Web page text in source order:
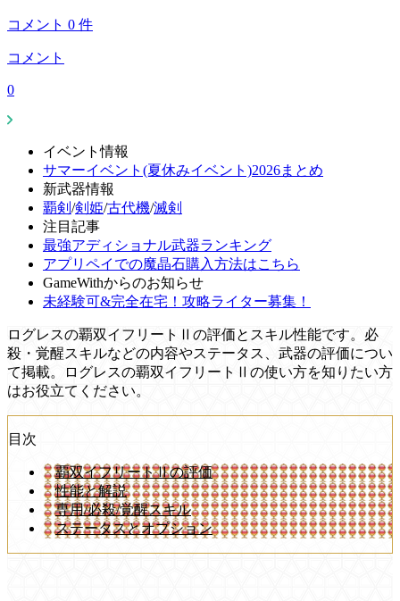
コメント 0 件
コメント
0
イベント情報
サマーイベント(夏休みイベント)2026まとめ
新武器情報
覇剣 /剣姫/古代機/滅剣
注目記事
最強アディショナル武器ランキング
アプリペイでの魔晶石購入方法はこちら
GameWithからのお知らせ
未経験可&完全在宅！攻略ライター募集！
ログレスの覇双イフリートⅡの評価とスキル性能です。必
殺・覚醒スキルなどの内容やステータス、武器の評価につい
て掲載。ログレスの覇双イフリートⅡの使い方を知りたい方
はお役立てください。
目次
覇双イフリートⅡの評価
性能と解説
専用/必殺/覚醒スキル
ステータスとオプション